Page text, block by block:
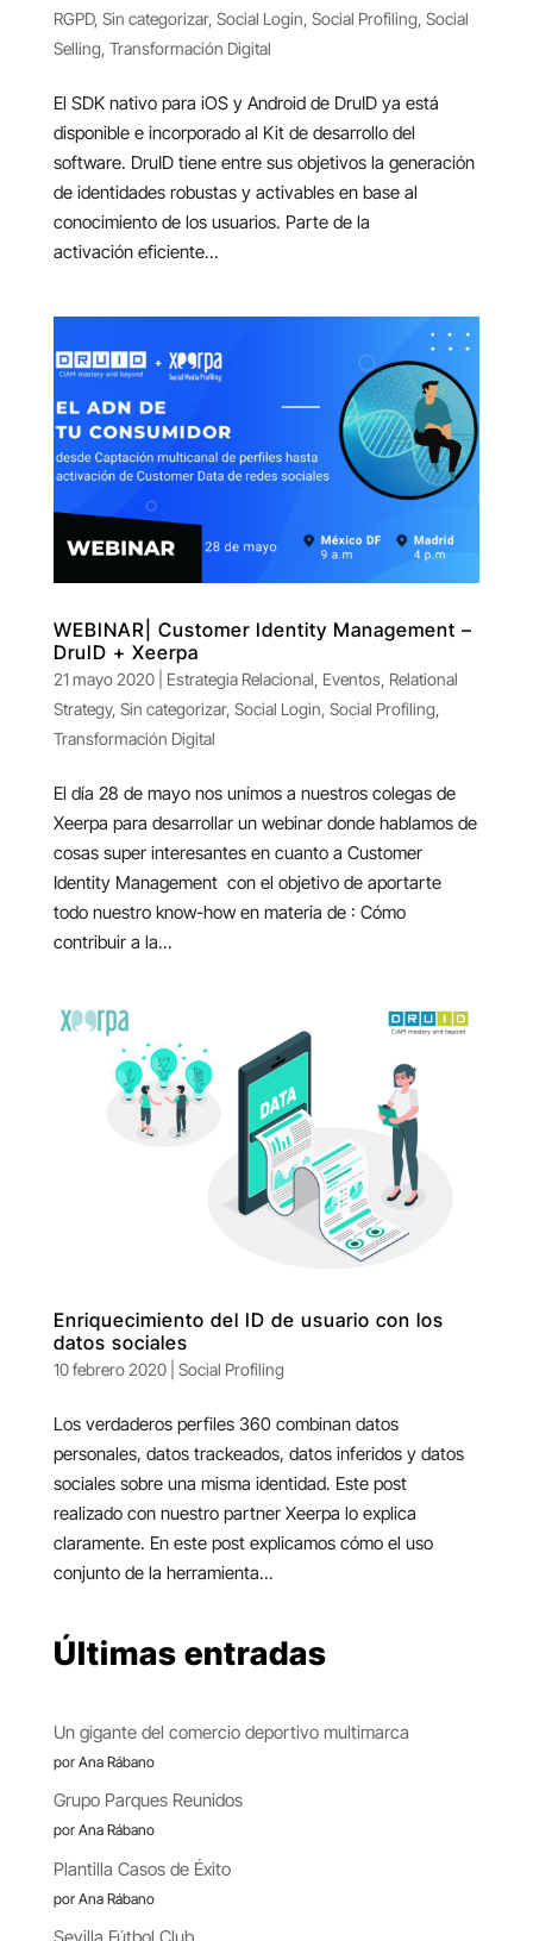
RGPD, Sin categorizar, Social Login, Social Profiling, Social
Selling, Transformación Digital
El SDK nativo para iOS y Android de DruID ya está
disponible e incorporado al Kit de desarrollo del
software. DruID tiene entre sus objetivos la generación
de identidades robustas y activables en base al
conocimiento de los usuarios. Parte de la
activación eficiente...
WEBINAR| Customer Identity Management –
DruID + Xeerpa
21 mayo 2020| Estrategia Relacional, Eventos, Relational
Strategy, Sin categorizar, Social Login, Social Profiling,
Transformación Digital
El día 28 de mayo nos unimos a nuestros colegas de
Xeerpa para desarrollar un webinar donde hablamos de
cosas super interesantes en cuanto a Customer
Identity Management con el objetivo de aportarte
todo nuestro know-how en materia de : Cómo
contribuir a la...
Enriquecimiento del ID de usuario con los
datos sociales
10 febrero 2020| Social Profiling
Los verdaderos perfiles 360 combinan datos
personales, datos trackeados, datos inferidos y datos
sociales sobre una misma identidad. Este post
realizado con nuestro partner Xeerpa lo explica
claramente. En este post explicamos cómo el uso
conjunto de la herramienta...
Últimas entradas
Un gigante del comercio deportivo multimarca
por Ana Rábano
Grupo Parques Reunidos
por Ana Rábano
Plantilla Casos de Éxito
por Ana Rábano